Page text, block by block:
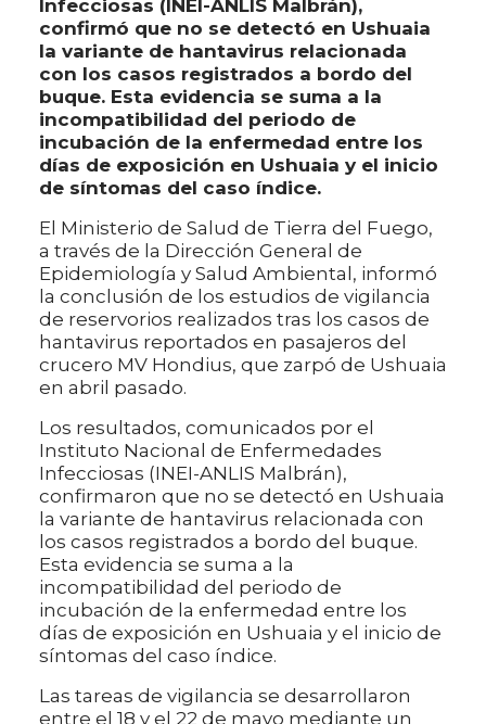
Infecciosas (INEI-ANLIS Malbrán),
confirmó que no se detectó en Ushuaia
la variante de hantavirus relacionada
con los casos registrados a bordo del
buque. Esta evidencia se suma a la
incompatibilidad del periodo de
incubación de la enfermedad entre los
días de exposición en Ushuaia y el inicio
de síntomas del caso índice.
El Ministerio de Salud de Tierra del Fuego,
a través de la Dirección General de
Epidemiología y Salud Ambiental, informó
la conclusión de los estudios de vigilancia
de reservorios realizados tras los casos de
hantavirus reportados en pasajeros del
crucero MV Hondius, que zarpó de Ushuaia
en abril pasado.
Los resultados, comunicados por el
Instituto Nacional de Enfermedades
Infecciosas (INEI-ANLIS Malbrán),
confirmaron que no se detectó en Ushuaia
la variante de hantavirus relacionada con
los casos registrados a bordo del buque.
Esta evidencia se suma a la
incompatibilidad del periodo de
incubación de la enfermedad entre los
días de exposición en Ushuaia y el inicio de
síntomas del caso índice.
Las tareas de vigilancia se desarrollaron
entre el 18 y el 22 de mayo mediante un